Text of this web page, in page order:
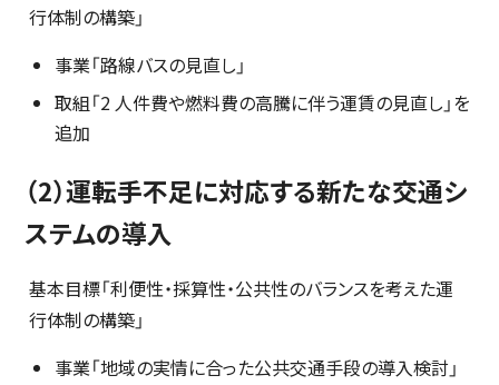
行体制の構築」
事業「路線バスの見直し」
取組「2 人件費や燃料費の高騰に伴う運賃の見直し」を
追加
（2）運転手不足に対応する新たな交通シ
ステムの導入
基本目標「利便性・採算性・公共性のバランスを考えた運
行体制の構築」
事業「地域の実情に合った公共交通手段の導入検討」